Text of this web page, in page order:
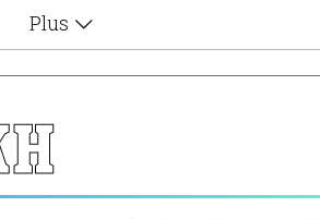
Plus
Αφιερώματα
Ζώδια